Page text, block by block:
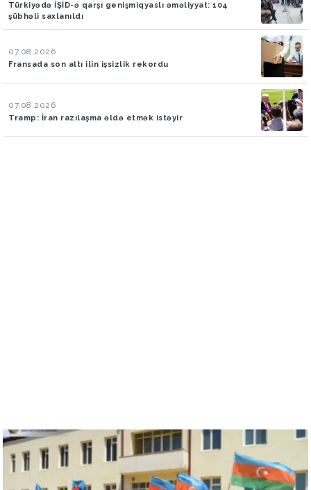
Türkiyədə İŞİD-ə qarşı genişmiqyaslı əməliyyat: 104
şübhəli saxlanıldı
07.08.2026
Fransada son altı ilin işsizlik rekordu
07.08.2026
Tramp: İran razılaşma əldə etmək istəyir